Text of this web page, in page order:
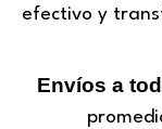
efectivo y
Envíos a